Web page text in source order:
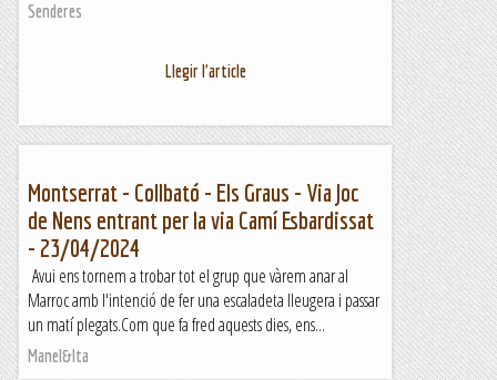
Senderes
Llegir l'article
Montserrat - Collbató - Els Graus - Via Joc
de Nens entrant per la via Camí Esbardissat
- 23/04/2024
Avui ens tornem a trobar tot el grup que vàrem anar al
Marroc amb l'intenció de fer una escaladeta lleugera i passar
un matí plegats.Com que fa fred aquests dies, ens...
Manel&Ita